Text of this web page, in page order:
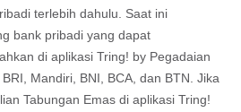
terlebih dahulu. Saat ini
bank pribadi yang dapat
di aplikasi Tring! by Pegadaian
Mandiri, BNI, BCA, dan BTN. Jika
Tabungan Emas di aplikasi Tring!